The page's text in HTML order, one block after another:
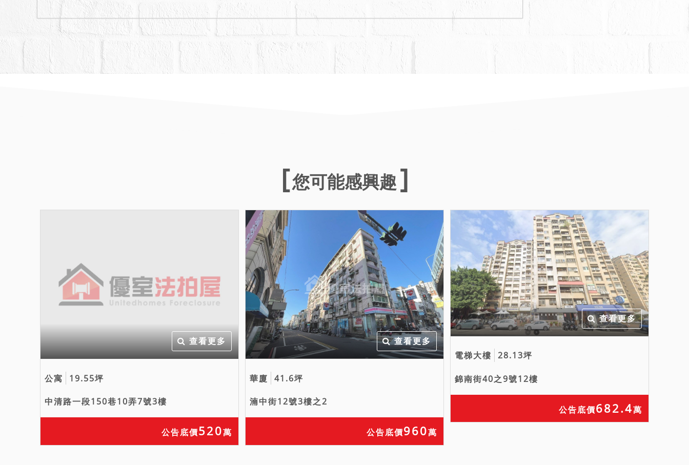
您可能感興趣
查看更多
公寓 19.55坪
中清路一段150巷10弄7號3樓
公告底價520萬
查看更多
華廈 41.6坪
湳中街12號3樓之2
公告底價960萬
查看更多
電梯大樓 28.13坪
錦南街40之9號12樓
公告底價682.4萬